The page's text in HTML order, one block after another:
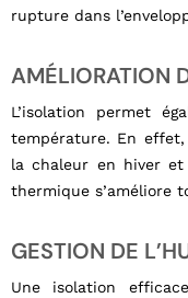
rupture dans
AMÉLIORATION
L’isolation permet
température. En
la chaleur en hiver
thermique s’améliore
GESTION DE
Une isolation